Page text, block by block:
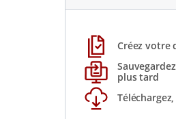
Créez votre
plus tard